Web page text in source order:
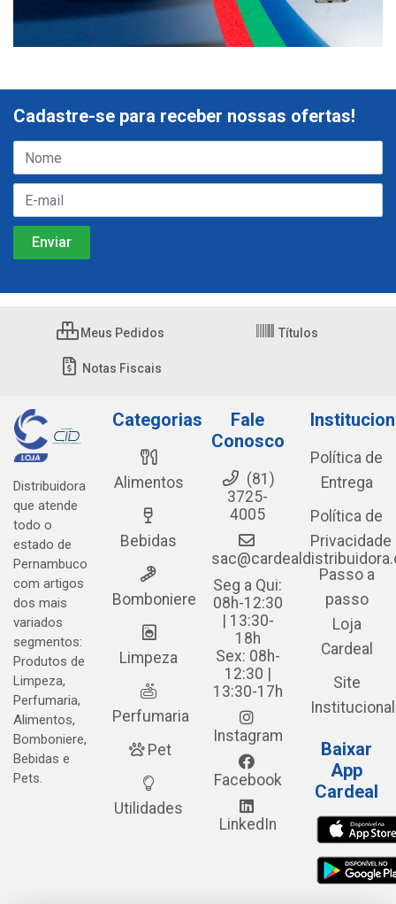
Cadastre-se para receber nossas ofertas!
Meus Pedidos Títulos
Notas Fiscais
Distribuidora
que atende
todo o
estado de
Pernambuco
com artigos
dos mais
variados
segmentos:
Produtos de
Limpeza,
Perfumaria,
Alimentos,
Bomboniere,
Bebidas e
Pets.
Categorias
Alimentos
Bebidas
Bomboniere
Limpeza
Perfumaria
Pet
Utilidades
Fale
Conosco
(81)
3725-
4005
Seg a Qui:
08h-12:30
| 13:30-
18h
Sex: 08h-
12:30 |
13:30-17h
Instagram
Facebook
LinkedIn
Política de
Entrega
Política de
Privacidade
Passo a
passo
Loja
Cardeal
Site
Institucional
Baixar
App
Cardeal